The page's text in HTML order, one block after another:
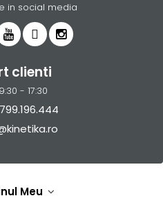
in social media
clienti
- 17:30
Meu